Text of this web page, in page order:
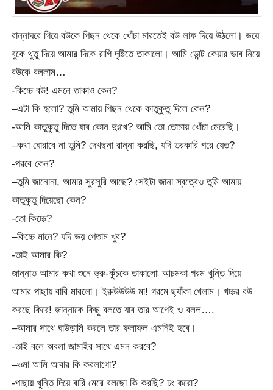
রান্নাঘরে গিয়ে বউকে পিছন থেকে খোঁচা মারতেই বউ লাফ দিয়ে উঠলো। ভয়ে
বুকে থুতু দিয়ে আমার দিকে রাগি দৃষ্টিতে তাকালো। আমি ডোন্ট কেয়ার ভাব নিয়ে
বউকে বললাম…
-কিচ্চে বউ! এমনে তাকাও কেন?
–এটা কি হলো? তুমি আমায় পিছন থেকে কাতুকুতু দিলে কেন?
-আমি কাতুকুতু দিতে যাব কোন দুঃখে? আমি তো তোমায় খোঁচা মেরেছি।
–কথা ঘোরাবে না তুমি? দেখছনা রান্না করছি, যদি তরকারি পরে যেত?
-পরবে কেন?
–তুমি জানোনা, আমার সুরসুরি আছে? সেইটা জানা স্বত্বেও তুমি আমায়
কাতুকুতু দিয়েছো কেন?
-তো কিচ্চে?
–কিচ্চে মানে? যদি ভয় পেতাম খুব?
-তাই আমার কি?
জান্নাত আমার কথা শুনে ভ্রু-কুঁচকে তাকালো৷ আচমকা গরম খুন্তি দিয়ে
আমার পাছায় বারি মারলো। ইরুউউউউ মা! গরমে ছ্যাঁকা খেলাম। খচ্চর বউ
করছে কিরে! জান্নাকে কিছু বলতে যাব তার আগেই ও বলল….
–আমার সাথে ঘাউড়ামি করলে তার ফলাফল এমনিই হবে।
-তাই বলে অবলা জামাইর সাথে এমন করবে?
–ওমা আমি আবার কি করলাগো?
-পাছায় খুন্তি দিয়ে বারি মেরে বলছো কি করছি? ঢং করো?